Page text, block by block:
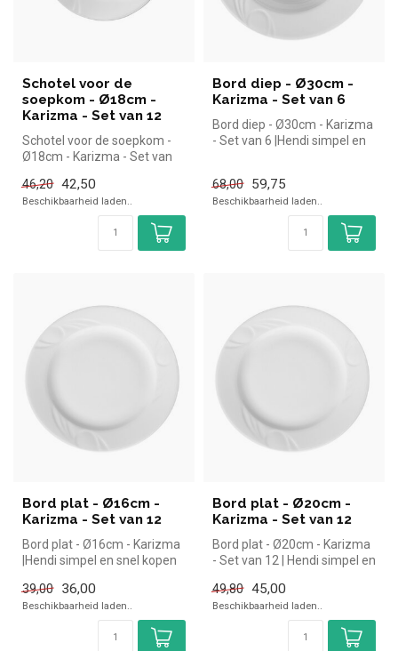
Schotel voor de
soepkom - Ø18cm -
Karizma - Set van 12
Schotel voor de soepkom -
Ø18cm - Karizma - Set van
46,20 42,50
Beschikbaarheid laden..
Bord diep - Ø30cm -
Karizma - Set van 6
Bord diep - Ø30cm - Karizma
- Set van 6 |Hendi simpel en
68,00
59,75
Beschikbaarheid laden..
Bord plat - Ø16cm -
Karizma - Set van 12
Bord plat - Ø16cm - Karizma
|Hendi simpel en snel kopen
39,00
36,00
Beschikbaarheid laden..
Bord plat - Ø20cm -
Karizma - Set van 12
Bord plat - Ø20cm - Karizma
- Set van 12 | Hendi simpel en
49,80 45,00
Beschikbaarheid laden..